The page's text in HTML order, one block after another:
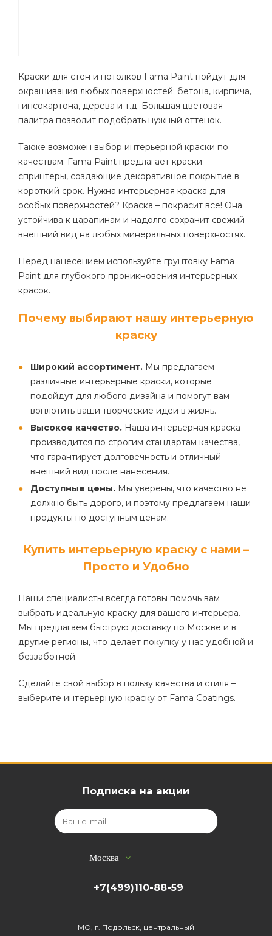
Краски для стен и потолков Fama Paint пойдут для
окрашивания любых поверхностей: бетона, кирпича,
гипсокартона, дерева и т.д. Большая цветовая
палитра позволит подобрать нужный оттенок.
Также возможен выбор интерьерной краски по
качествам. Fama Paint предлагает краски –
спринтеры, создающие декоративное покрытие в
короткий срок. Нужна интерьерная краска для
особых поверхностей? Краска – покрасит все! Она
устойчива к царапинам и надолго сохранит свежий
внешний вид на любых минеральных поверхностях.
Перед нанесением используйте грунтовку Fama
Paint для глубокого проникновения интерьерных
красок.
Почему выбирают нашу интерьерную
краску
Широкий ассортимент. Мы предлагаем
различные интерьерные краски, которые
подойдут для любого дизайна и помогут вам
воплотить ваши творческие идеи в жизнь.
Высокое качество. Наша интерьерная краска
производится по строгим стандартам качества,
что гарантирует долговечность и отличный
внешний вид после нанесения.
Доступные цены. Мы уверены, что качество не
должно быть дорого, и поэтому предлагаем наши
продукты по доступным ценам.
Купить интерьерную краску с нами –
Просто и Удобно
Наши специалисты всегда готовы помочь вам
выбрать идеальную краску для вашего интерьера.
Мы предлагаем быструю доставку по Москве и в
другие регионы, что делает покупку у нас удобной и
беззаботной.
Сделайте свой выбор в пользу качества и стиля –
выберите интерьерную краску от Fama Coatings.
Подписка на акции
Москва
+7(499)110-88-59
МО, г. Подольск, центральный